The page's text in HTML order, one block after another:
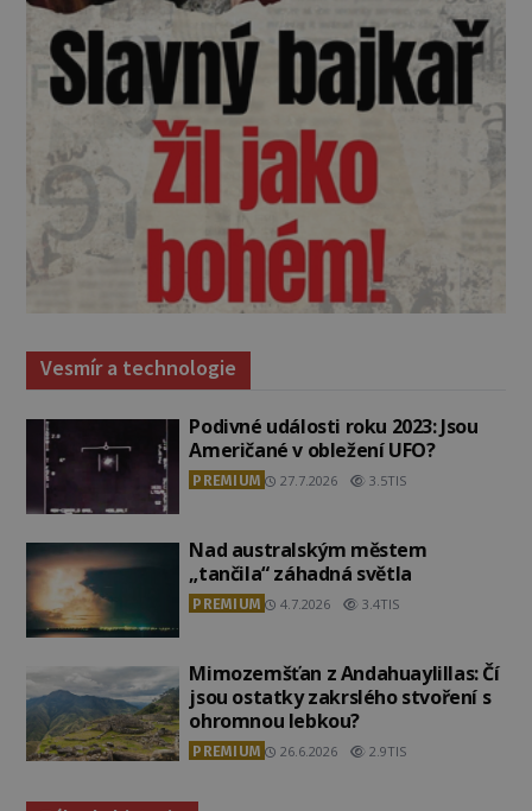
Vesmír a technologie
Podivné události roku 2023: Jsou
Američané v obležení UFO?
PREMIUM 27.7.2026 3.5TIS
Nad australským městem
„tančila“ záhadná světla
PREMIUM 4.7.2026 3.4TIS
Mimozemšťan z Andahuaylillas: Čí
jsou ostatky zakrslého stvoření s
ohromnou lebkou?
PREMIUM 26.6.2026 2.9TIS